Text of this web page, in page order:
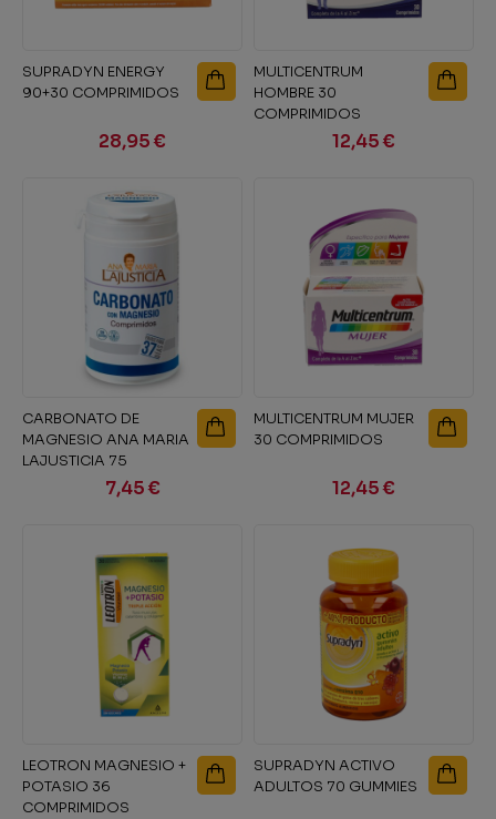
SUPRADYN ENERGY
90+30 COMPRIMIDOS
28,95 €
MULTICENTRUM
HOMBRE 30
COMPRIMIDOS
12,45 €
CARBONATO DE
MAGNESIO ANA MARIA
LAJUSTICIA 75
COMPRIMIDOS7,45 €
MULTICENTRUM MUJER
30 COMPRIMIDOS
12,45 €
LEOTRON MAGNESIO +
POTASIO 36
COMPRIMIDOS
SUPRADYN ACTIVO
ADULTOS 70 GUMMIES